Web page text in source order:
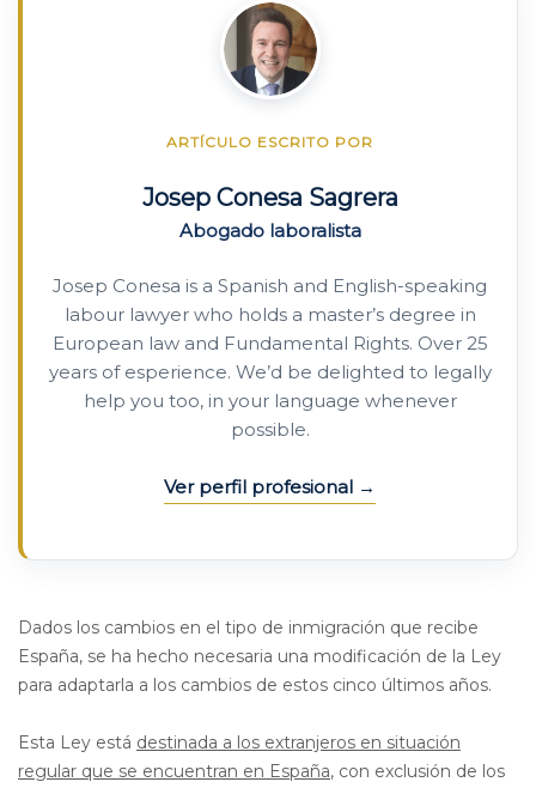
ARTÍCULO ESCRITO POR
Josep Conesa Sagrera
Abogado laboralista
Josep Conesa is a Spanish and English-speaking
labour lawyer who holds a master’s degree in
European law and Fundamental Rights. Over 25
years of esperience. We’d be delighted to legally
help you too, in your language whenever
possible.
Ver perfil profesional
Dados los cambios en el tipo de inmigración que recibe
España, se ha hecho necesaria una modificación de la Ley
para adaptarla a los cambios de estos cinco últimos años.
Esta Ley está destinada a los extranjeros en situación
regular que se encuentran en España, con exclusión de los